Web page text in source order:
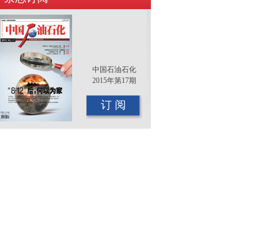
中国石油石化
2015年第17期
订 阅